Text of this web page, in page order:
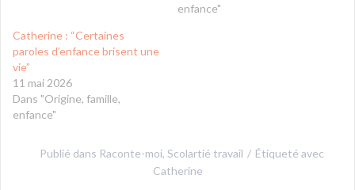
enfance"
Catherine : “Certaines
paroles d’enfance brisent une
vie”
11 mai 2026
Dans "Origine, famille,
enfance"
Publié dans Raconte-moi, Scolartié travail
Étiqueté avec
Catherine